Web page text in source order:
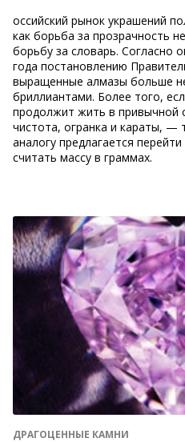
оссийский рынок украшений
как борьба за прозрачность
борьбу за словарь. Согласно
года постановлению
выращенные алмазы больше
бриллиантами. Более того,
продолжит жить в привычной
чистота, огранка и караты, —
аналогу предлагается
считать массу в граммах.
ДРАГОЦЕННЫЕ КАМНИ